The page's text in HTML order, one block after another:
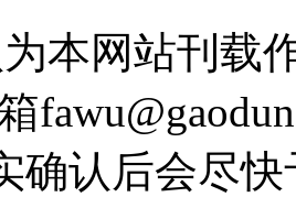
本网站刊载
确认后会尽